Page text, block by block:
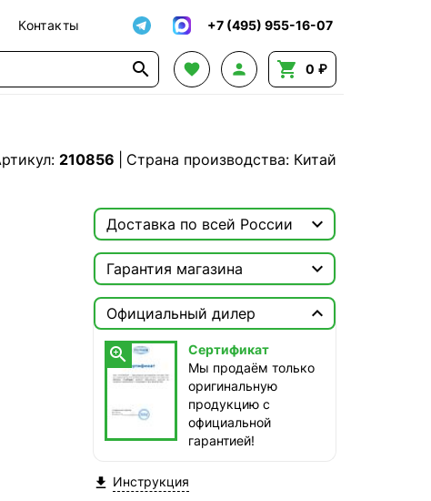
Контакты +7 (495) 955-16-07
    0 ₽
210856
Страна производства: Китай
Доставка по всей России 

Доставка этого товара недоступна
Гарантия магазина

Сертификат
Мы продаём только
оригинальную продукцию с
официальной гарантией!
Официальный дилер


Сертификат
Мы продаём только
оригинальную
продукцию с
официальной
гарантией!
 Инструкция